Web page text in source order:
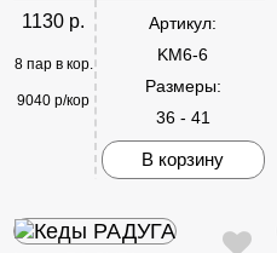
1130 р.
8 пар в кор.
9040 р/кор
Артикул:
KM6-6
Размеры:
36 - 41
В корзину